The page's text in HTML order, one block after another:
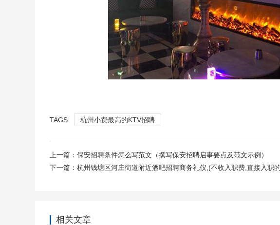
TAGS: 杭州小费最高的KTV招聘
上一篇： 保安招聘条件怎么写范文（撰写保安招聘启事要点及范文示例）
下一篇： 杭州钱塘区河庄街道附近酒吧招聘商务礼仪,(不收入职费,直接入职
相关文章